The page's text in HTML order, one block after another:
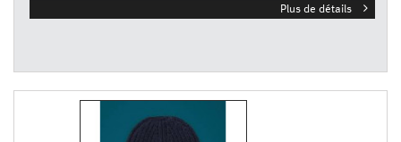
Plus de détails